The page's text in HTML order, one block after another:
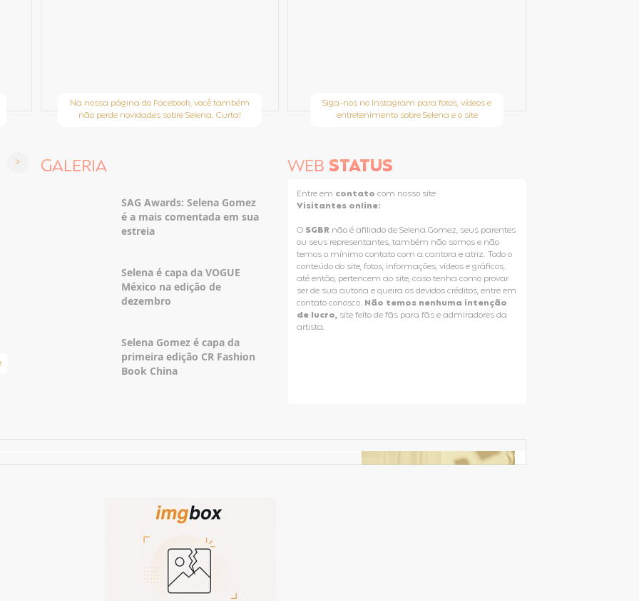
Na nossa página do Facebook, você também
não perde novidades sobre Selena. Curta!
Siga-nos no Instagram para fotos, vídeos e
entretenimento sobre Selena e o site
Taylor Swift Brasil
GALERIA
SAG Awards: Selena Gomez
é a mais comentada em sua
estreia
Selena é capa da VOGUE
México na edição de
dezembro
Selena Gomez é capa da
primeira edição CR Fashion
Book China
WEB STATUS
Entre em contatocom nosso site
Visitantes online:
O SGBR não é afiliado de Selena Gomez, seus parentes
ou seus representantes, também não somos e não
temos o mínimo contato com a cantora e atriz. Todo o
conteúdo do site, fotos, informações, vídeos e gráficos,
até então, pertencem ao site, caso tenha como provar
ser de sua autoria e queira os devidos créditos, entre em
contato conosco. Não temos nenhuma intenção
de lucro, site feito de fãs para fãs e admiradores da
artista.